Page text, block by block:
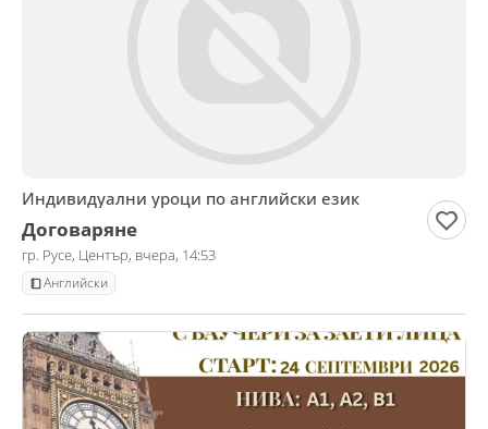
Индивидуални уроци по английски език
Договаряне
гр. Русе, Център, вчера, 14:53
Английски